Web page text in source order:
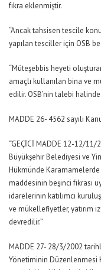
fıkra eklenmiştir.
“Ancak tahsisen tescile
yapılan tesciller için OSB
“Müteşebbis heyeti
amaçlı kullanılan bina ve
edilir. OSB’nin talebi
MADDE 26- 4562 sayılı
“GEÇİCİ MADDE 12-12/
Büyükşehir Belediyesi ve
Hükmünde Kararnamelerde
maddesinin beşinci fıkrası
idarelerinin katılımcı
ve mükellefiyetler, yatırım
devredilir.”
MADDE 27- 28/3/2002
Yönetiminin Düzenlenmesi